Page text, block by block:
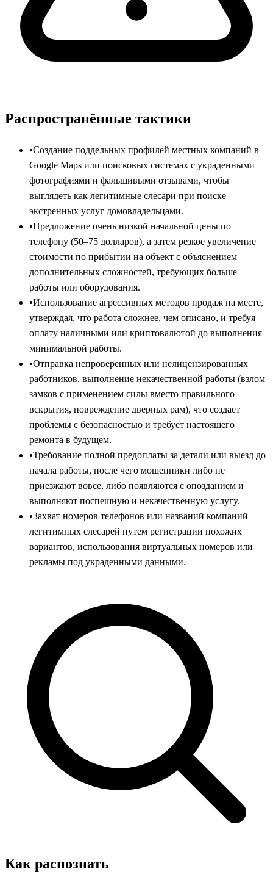
Распространённые тактики
•Создание поддельных профилей местных компаний в
Google Maps или поисковых системах с украденными
фотографиями и фальшивыми отзывами, чтобы
выглядеть как легитимные слесари при поиске
экстренных услуг домовладельцами.
•Предложение очень низкой начальной цены по
телефону (50–75 долларов), а затем резкое увеличение
стоимости по прибытии на объект с объяснением
дополнительных сложностей, требующих больше
работы или оборудования.
•Использование агрессивных методов продаж на месте,
утверждая, что работа сложнее, чем описано, и требуя
оплату наличными или криптовалютой до выполнения
минимальной работы.
•Отправка непроверенных или нелицензированных
работников, выполнение некачественной работы (взлом
замков с применением силы вместо правильного
вскрытия, повреждение дверных рам), что создает
проблемы с безопасностью и требует настоящего
ремонта в будущем.
•Требование полной предоплаты за детали или выезд до
начала работы, после чего мошенники либо не
приезжают вовсе, либо появляются с опозданием и
выполняют поспешную и некачественную услугу.
•Захват номеров телефонов или названий компаний
легитимных слесарей путем регистрации похожих
вариантов, использования виртуальных номеров или
рекламы под украденными данными.
Как распознать